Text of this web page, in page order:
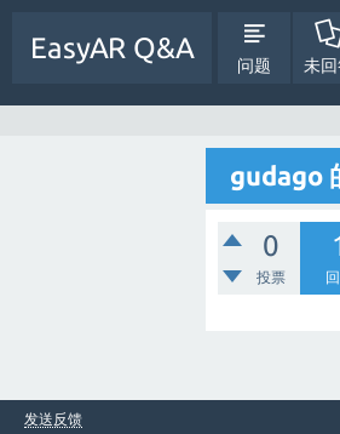
EasyAR Q&A
问题 未
gudago
0
投票
发送反馈